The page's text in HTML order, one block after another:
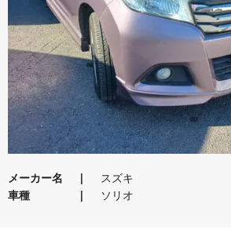
メーカー名
スズキ
車種
ソリオ